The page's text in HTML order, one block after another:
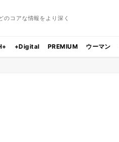
のコアな情報をより深く
+Digital PREMIUM ウーマン